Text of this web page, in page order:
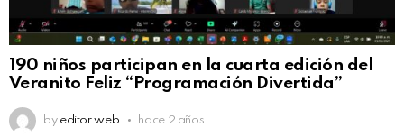
190 niños participan en la cuarta edición del
Veranito Feliz “Programación Divertida”
by editor web hace 2 años